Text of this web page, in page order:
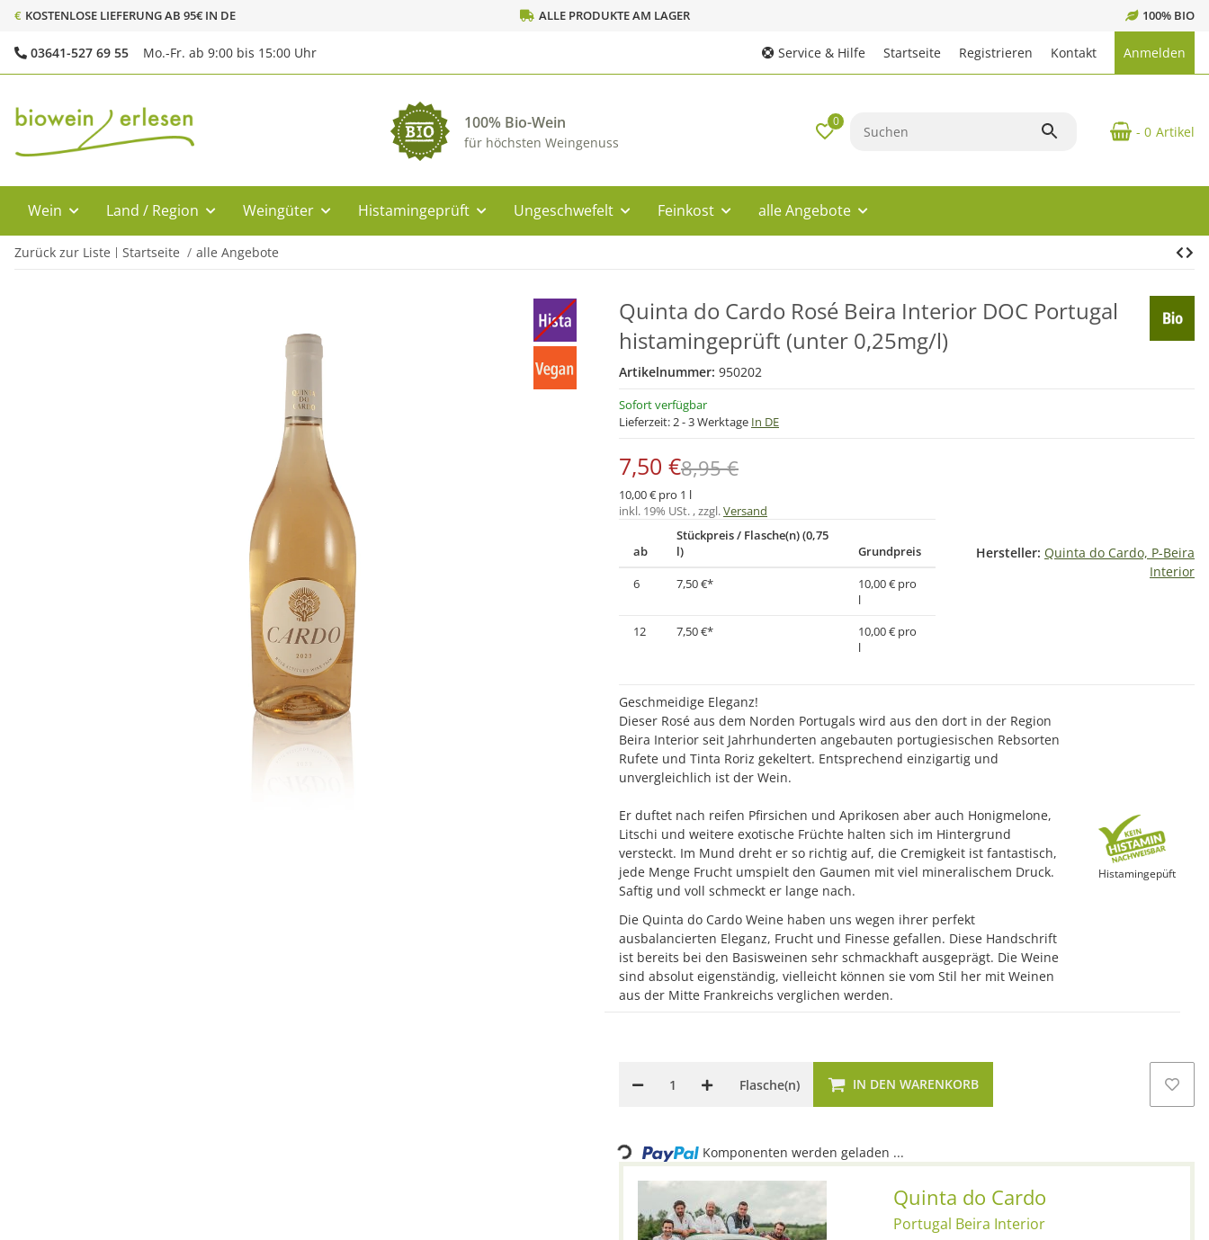
€ KOSTENLOSE LIEFERUNG AB 95€ IN DE ALLE PRODUKTE AM LAGER 100% BIO
03641-527 69 55 Mo.-Fr. ab 9:00 bis 15:00 Uhr Service & Hilfe Startseite Registrieren Kontakt Anmelden
100% Bio-Wein
für höchsten Weingenuss
0
- 0 Artikel
Wein Land / Region Weingüter Histamingeprüft Ungeschwefelt Feinkost alle Angebote
Zurück zur Liste Startseite alle Angebote
Quinta do Cardo Rosé Beira Interior DOC Portugal
histamingeprüft (unter 0,25mg/l)
Artikelnummer: 950202
Sofort verfügbar
Lieferzeit:2 - 3 Werktage In DE
7,50 €8,95 €
10,00 € pro 1 l
inkl. 19% USt. , zzgl.Versand
ab
Stückpreis / Flasche(n) (0,75
l)
Grundpreis
6
7,50 €*
10,00 € pro
l
12
7,50 €*
10,00 € pro
l
Hersteller: Quinta do Cardo, P-Beira
Interior
Geschmeidige Eleganz!
Dieser Rosé aus dem Norden Portugals wird aus den dort in der Region
Beira Interior seit Jahrhunderten angebauten portugiesischen Rebsorten
Rufete und Tinta Roriz gekeltert. Entsprechend einzigartig und
unvergleichlich ist der Wein.
Er duftet nach reifen Pfirsichen und Aprikosen aber auch Honigmelone,
Litschi und weitere exotische Früchte halten sich im Hintergrund
versteckt. Im Mund dreht er so richtig auf, die Cremigkeit ist fantastisch,
jede Menge Frucht umspielt den Gaumen mit viel mineralischem Druck.
Saftig und voll schmeckt er lange nach.
Die Quinta do Cardo Weine haben uns wegen ihrer perfekt
ausbalancierten Eleganz, Frucht und Finesse gefallen. Diese Handschrift
ist bereits bei den Basisweinen sehr schmackhaft ausgeprägt. Die Weine
sind absolut eigenständig, vielleicht können sie vom Stil her mit Weinen
aus der Mitte Frankreichs verglichen werden.
Histamingepüft
Flasche(n) IN DEN WARENKORB
Loading... Komponenten werden geladen ...
Quinta do Cardo
Portugal Beira Interior